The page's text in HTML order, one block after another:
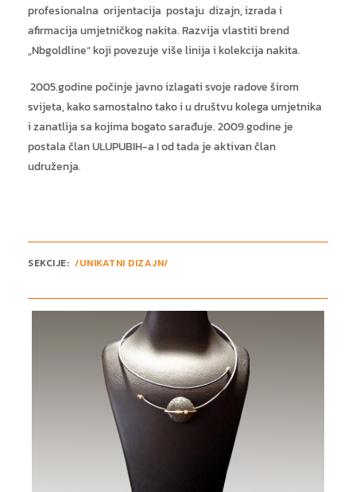
profesionalna orijentacija postaju dizajn, izrada i
afirmacija umjetničkog nakita. Razvija vlastiti brend
„Nbgoldline“ koji povezuje više linija i kolekcija nakita.
2005.godine počinje javno izlagati svoje radove širom
svijeta, kako samostalno tako i u društvu kolega umjetnika
i zanatlija sa kojima bogato sarađuje. 2009.godine je
postala član ULUPUBIH-a I od tada je aktivan član
udruženja.
SEKCIJE: /UNIKATNI DIZAJN/